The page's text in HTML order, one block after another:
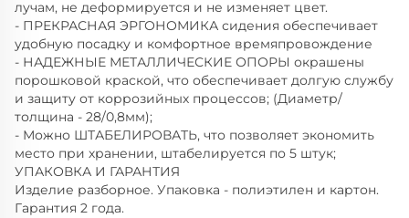
лучам, не деформируется и не изменяет цвет.
- ПРЕКРАСНАЯ ЭРГОНОМИКА сидения обеспечивает
удобную посадку и комфортное времяпровождение
- НАДЕЖНЫЕ МЕТАЛЛИЧЕСКИЕ ОПОРЫ окрашены
порошковой краской, что обеспечивает долгую службу
и защиту от коррозийных процессов; (Диаметр/
толщина - 28/0,8мм);
- Можно ШТАБЕЛИРОВАТЬ, что позволяет экономить
место при хранении, штабелируется по 5 штук;
УПАКОВКА И ГАРАНТИЯ
Изделие разборное. Упаковка - полиэтилен и картон.
Гарантия 2 года.